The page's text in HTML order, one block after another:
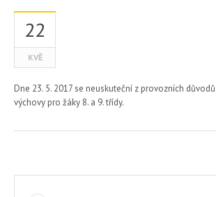
22
KVĚ
Dne 23. 5. 2017 se neuskuteční z provozních
výchovy pro žáky 8. a 9. třídy.